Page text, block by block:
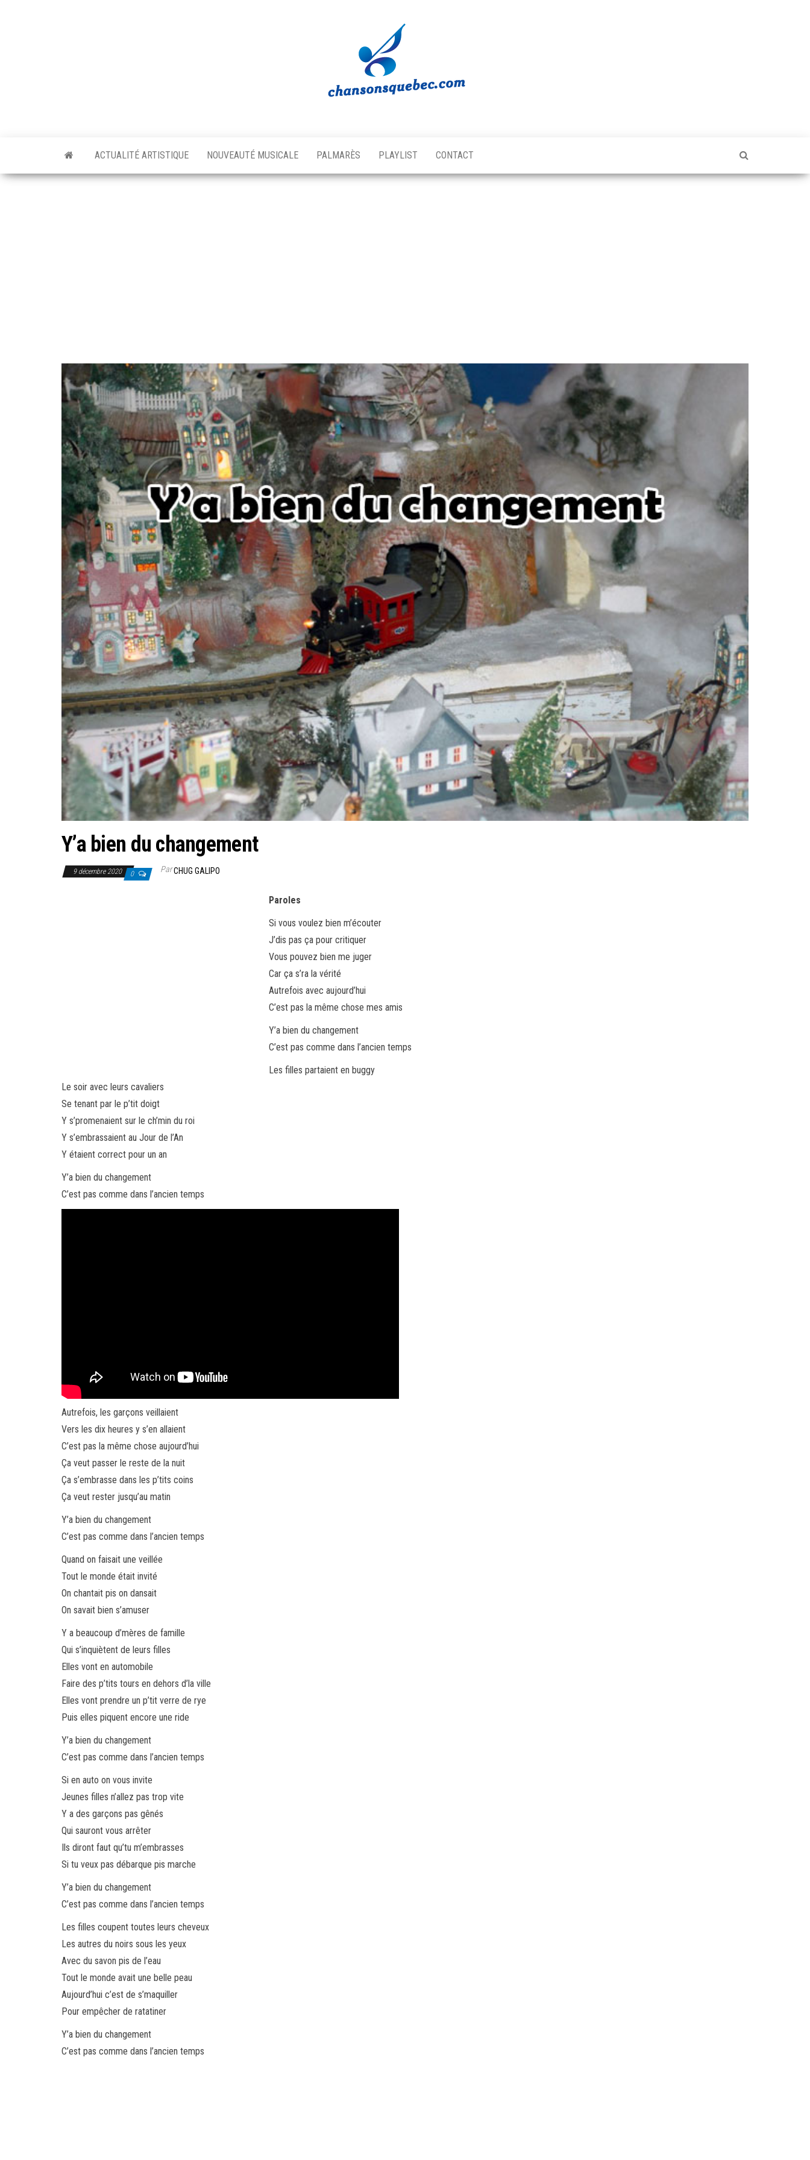
Québec
musicale
québécoise!
ACTUALITÉ ARTISTIQUE NOUVEAUTÉ MUSICALE PALMARÈS PLAYLIST CONTACT
Y’a bien du changement
9 décembre 2020 0 ParCHUG GALIPO
Paroles
Si vous voulez bien m’écouter
J’dis pas ça pour critiquer
Vous pouvez bien me juger
Car ça s’ra la vérité
Autrefois avec aujourd’hui
C’est pas la même chose mes amis
Y’a bien du changement
C’est pas comme dans l’ancien temps
Les filles partaient en buggy
Le soir avec leurs cavaliers
Se tenant par le p’tit doigt
Y s’promenaient sur le ch’min du roi
Y s’embrassaient au Jour de l’An
Y étaient correct pour un an
Y’a bien du changement
C’est pas comme dans l’ancien temps
Autrefois, les garçons veillaient
Vers les dix heures y s’en allaient
C’est pas la même chose aujourd’hui
Ça veut passer le reste de la nuit
Ça s’embrasse dans les p’tits coins
Ça veut rester jusqu’au matin
Y’a bien du changement
C’est pas comme dans l’ancien temps
Quand on faisait une veillée
Tout le monde était invité
On chantait pis on dansait
On savait bien s’amuser
Y a beaucoup d’mères de famille
Qui s’inquiètent de leurs filles
Elles vont en automobile
Faire des p’tits tours en dehors d’la ville
Elles vont prendre un p’tit verre de rye
Puis elles piquent encore une ride
Y’a bien du changement
C’est pas comme dans l’ancien temps
Si en auto on vous invite
Jeunes filles n’allez pas trop vite
Y a des garçons pas gênés
Qui sauront vous arrêter
Ils diront faut qu’tu m’embrasses
Si tu veux pas débarque pis marche
Y’a bien du changement
C’est pas comme dans l’ancien temps
Les filles coupent toutes leurs cheveux
Les autres du noirs sous les yeux
Avec du savon pis de l’eau
Tout le monde avait une belle peau
Aujourd’hui c’est de s’maquiller
Pour empêcher de ratatiner
Y’a bien du changement
C’est pas comme dans l’ancien temps